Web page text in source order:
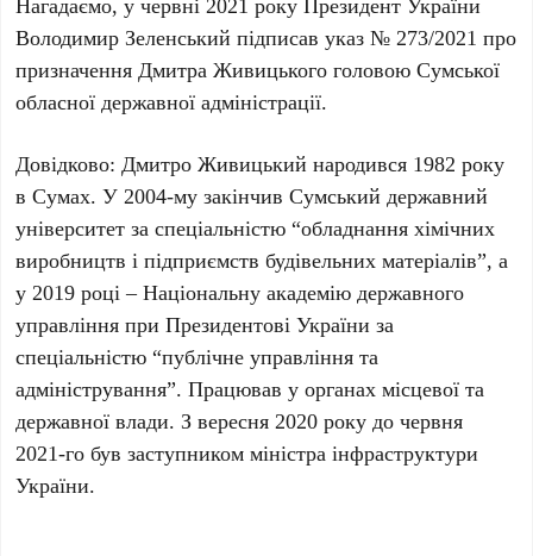
Володимир Зеленський підписав указ № 273/2021 про
призначення Дмитра Живицького головою Сумської
обласної державної адміністрації.
Довідково: Дмитро Живицький народився 1982 року
в Сумах. У 2004-му закінчив Сумський державний
університет за спеціальністю “обладнання хімічних
виробництв і підприємств будівельних матеріалів”, а
у 2019 році – Національну академію державного
управління при Президентові України за
спеціальністю “публічне управління та
адміністрування”. Працював у органах місцевої та
державної влади. З вересня 2020 року до червня
2021-го був заступником міністра інфраструктури
України.